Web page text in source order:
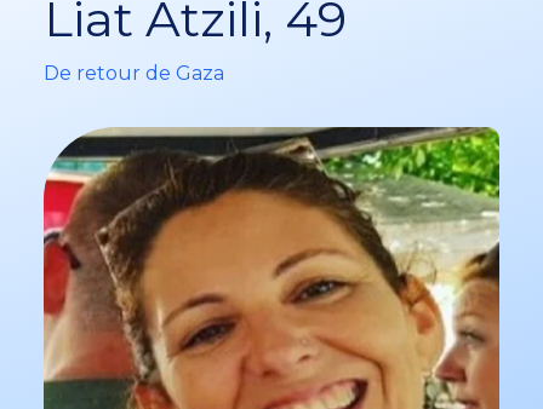
Liat Atzili, 49
De retour de Gaza